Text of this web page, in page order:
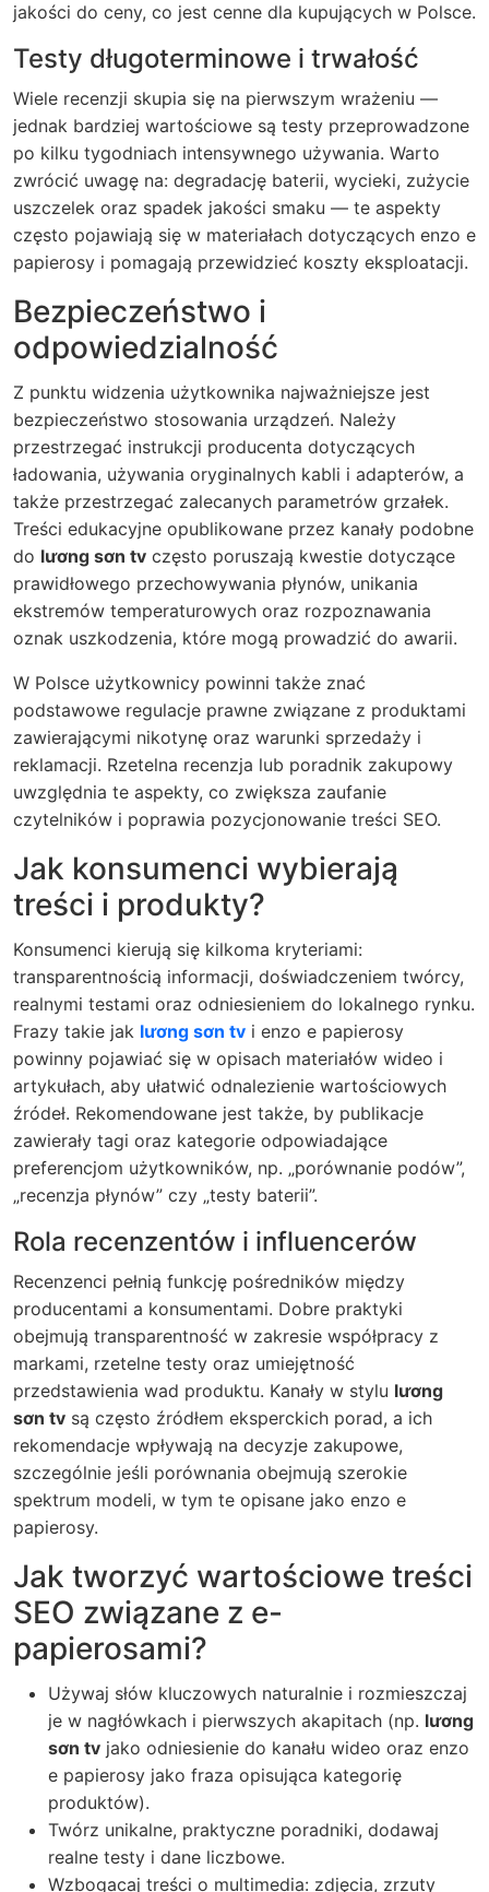
jakości do ceny, co jest cenne dla kupujących w Polsce.
Testy długoterminowe i trwałość
Wiele recenzji skupia się na pierwszym wrażeniu —
jednak bardziej wartościowe są testy przeprowadzone
po kilku tygodniach intensywnego używania. Warto
zwrócić uwagę na: degradację baterii, wycieki, zużycie
uszczelek oraz spadek jakości smaku — te aspekty
często pojawiają się w materiałach dotyczących enzo e
papierosy i pomagają przewidzieć koszty eksploatacji.
Bezpieczeństwo i
odpowiedzialność
Z punktu widzenia użytkownika najważniejsze jest
bezpieczeństwo stosowania urządzeń. Należy
przestrzegać instrukcji producenta dotyczących
ładowania, używania oryginalnych kabli i adapterów, a
także przestrzegać zalecanych parametrów grzałek.
Treści edukacyjne opublikowane przez kanały podobne
do lương sơn tv często poruszają kwestie dotyczące
prawidłowego przechowywania płynów, unikania
ekstremów temperaturowych oraz rozpoznawania
oznak uszkodzenia, które mogą prowadzić do awarii.
W Polsce użytkownicy powinni także znać
podstawowe regulacje prawne związane z produktami
zawierającymi nikotynę oraz warunki sprzedaży i
reklamacji. Rzetelna recenzja lub poradnik zakupowy
uwzględnia te aspekty, co zwiększa zaufanie
czytelników i poprawia pozycjonowanie treści SEO.
Jak konsumenci wybierają
treści i produkty?
Konsumenci kierują się kilkoma kryteriami:
transparentnością informacji, doświadczeniem twórcy,
realnymi testami oraz odniesieniem do lokalnego rynku.
Frazy takie jak lương sơn tv i enzo e papierosy
powinny pojawiać się w opisach materiałów wideo i
artykułach, aby ułatwić odnalezienie wartościowych
źródeł. Rekomendowane jest także, by publikacje
zawierały tagi oraz kategorie odpowiadające
preferencjom użytkowników, np. „porównanie podów”,
„recenzja płynów” czy „testy baterii”.
Rola recenzentów i influencerów
Recenzenci pełnią funkcję pośredników między
producentami a konsumentami. Dobre praktyki
obejmują transparentność w zakresie współpracy z
markami, rzetelne testy oraz umiejętność
przedstawienia wad produktu. Kanały w stylu lương
sơn tv są często źródłem eksperckich porad, a ich
rekomendacje wpływają na decyzje zakupowe,
szczególnie jeśli porównania obejmują szerokie
spektrum modeli, w tym te opisane jako enzo e
papierosy.
Jak tworzyć wartościowe treści
SEO związane z e-
papierosami?
Używaj słów kluczowych naturalnie i rozmieszczaj
je w nagłówkach i pierwszych akapitach (np. lương
sơn tv jako odniesienie do kanału wideo oraz enzo
e papierosy jako fraza opisująca kategorię
produktów).
Twórz unikalne, praktyczne poradniki, dodawaj
realne testy i dane liczbowe.
Wzbogacaj treści o multimedia: zdjęcia, zrzuty